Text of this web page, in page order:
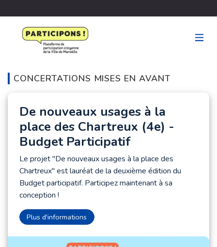
CONCERTATIONS MISES EN AVANT
De nouveaux usages à la
place des Chartreux (4e) -
Budget Participatif
Le projet "De nouveaux usages à la place des
Chartreux" est lauréat de la deuxième édition du
Budget participatif. Participez maintenant à sa
conception !
De nouveaux usages à la place des Chartreux (4e) -
Plus d'informations